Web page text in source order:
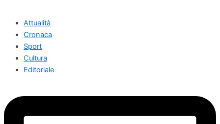
Attualità
Cronaca
Sport
Cultura
Editoriale